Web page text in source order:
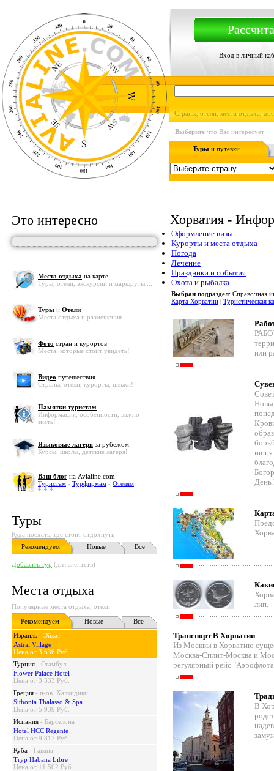
Вход в личный
Страны, отели, места отдыха,
Выберите что Вас интересует:
Туры и путевки
Это интересно
Места отдыха на карте
Туры, отели, экскурсии и маршруты ...
Туры и Отели
Места отдыха и размещения...
Фото стран и курортов
Места, которые стоит увидеть!
Видео путешествия
Страны, отели, курорты, пляжи!
Памятки туристам
Информация, особенности, важно
знать!
Языковые лагеря за рубежом
Курсы, школы, детские лагеря!
Ваш блог на Avialine.com
Туристам - Турфирмам - Отелям
Туры
Куда поехать, где стоит отдохнуть
Рекомендуем
Новые Все
Добавить тур (для агентств)
Места отдыха
Популярные места отдыха, отели
Рекомендуем
Новые
Все
Израиль - Эйлат
Astral Village
Цена от 3 636 Руб.
Турция - Стамбул
Flower Palace Hotel
Цена от 3 333 Руб.
Греция - п-ов. Халкидики
Sithonia Thalasso & Spa
Цена от 5 939 Руб.
Испания - Барселона
Hotel HCC Regente
Цена от 9 817 Руб.
Куба - Гавана
Tryp Habana Libre
Цена от 11 502 Руб.
Хорватия -
Оформление визы
Курорты и места отдыха
Погода
Лечение
Праздники и события
Охота и рыбалка
Выбран подраздел: Справочная
Карта Хорватии | Туристическая
или
июня
День
лип.
Транспорт В Хорватии
Из Москвы в Хорватию
Москва-Сплит-Москва и
регулярный рейс
В